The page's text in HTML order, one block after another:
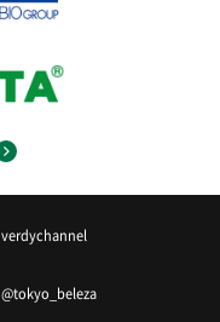
verdychannel
@tokyo_beleza